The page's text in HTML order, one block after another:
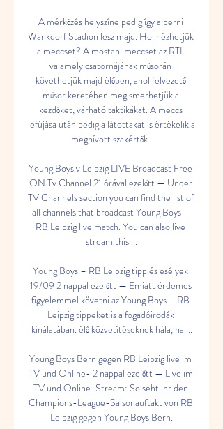
A mérkőzés helyszíne pedig így a berni
Wankdorf Stadion lesz majd. Hol nézhetjük
a meccset? A mostani meccset az RTL
valamely csatornájának műsorán
követhetjük majd élőben, ahol felvezető
műsor keretében megismerhetjük a
kezdőket, várható taktikákat. A meccs
lefújása után pedig a látottakat is értékelik a
meghívott szakértők.
Young Boys v Leipzig LIVE Broadcast Free
ON Tv Channel 21 órával ezelőtt — Under
TV Channels section you can find the list of
all channels that broadcast Young Boys –
RB Leipzig live match. You can also live
stream this ...
Young Boys – RB Leipzig tipp és esélyek
19/09 2 nappal ezelőtt — Emiatt érdemes
figyelemmel követni az Young Boys – RB
Leipzig tippeket is a fogadóirodák
kínálatában. élő közvetítéseknek hála, ha ...
Young Boys Bern gegen RB Leipzig live im
TV und Online- 2 nappal ezelőtt — Live im
TV und Online-Stream: So seht ihr den
Champions-League-Saisonauftakt von RB
Leipzig gegen Young Boys Bern.